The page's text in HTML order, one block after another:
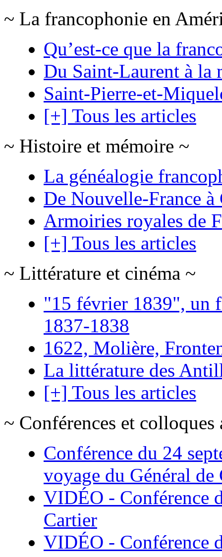
~ La francophonie en
Qu’est-ce que la
Du Saint-Laurent à la
Saint-Pierre-et-
[+] Tous les articles
~ Histoire et mémoire ~
La généalogie
De Nouvelle-France à
Armoiries royales de
[+] Tous les articles
~ Littérature et cinéma ~
"15 février 1839", un
1837-1838
1622, Molière,
La littérature des
[+] Tous les articles
~ Conférences et
Conférence du 24
voyage du Général
VIDÉO - Conférence
Cartier
VIDÉO - Conférence